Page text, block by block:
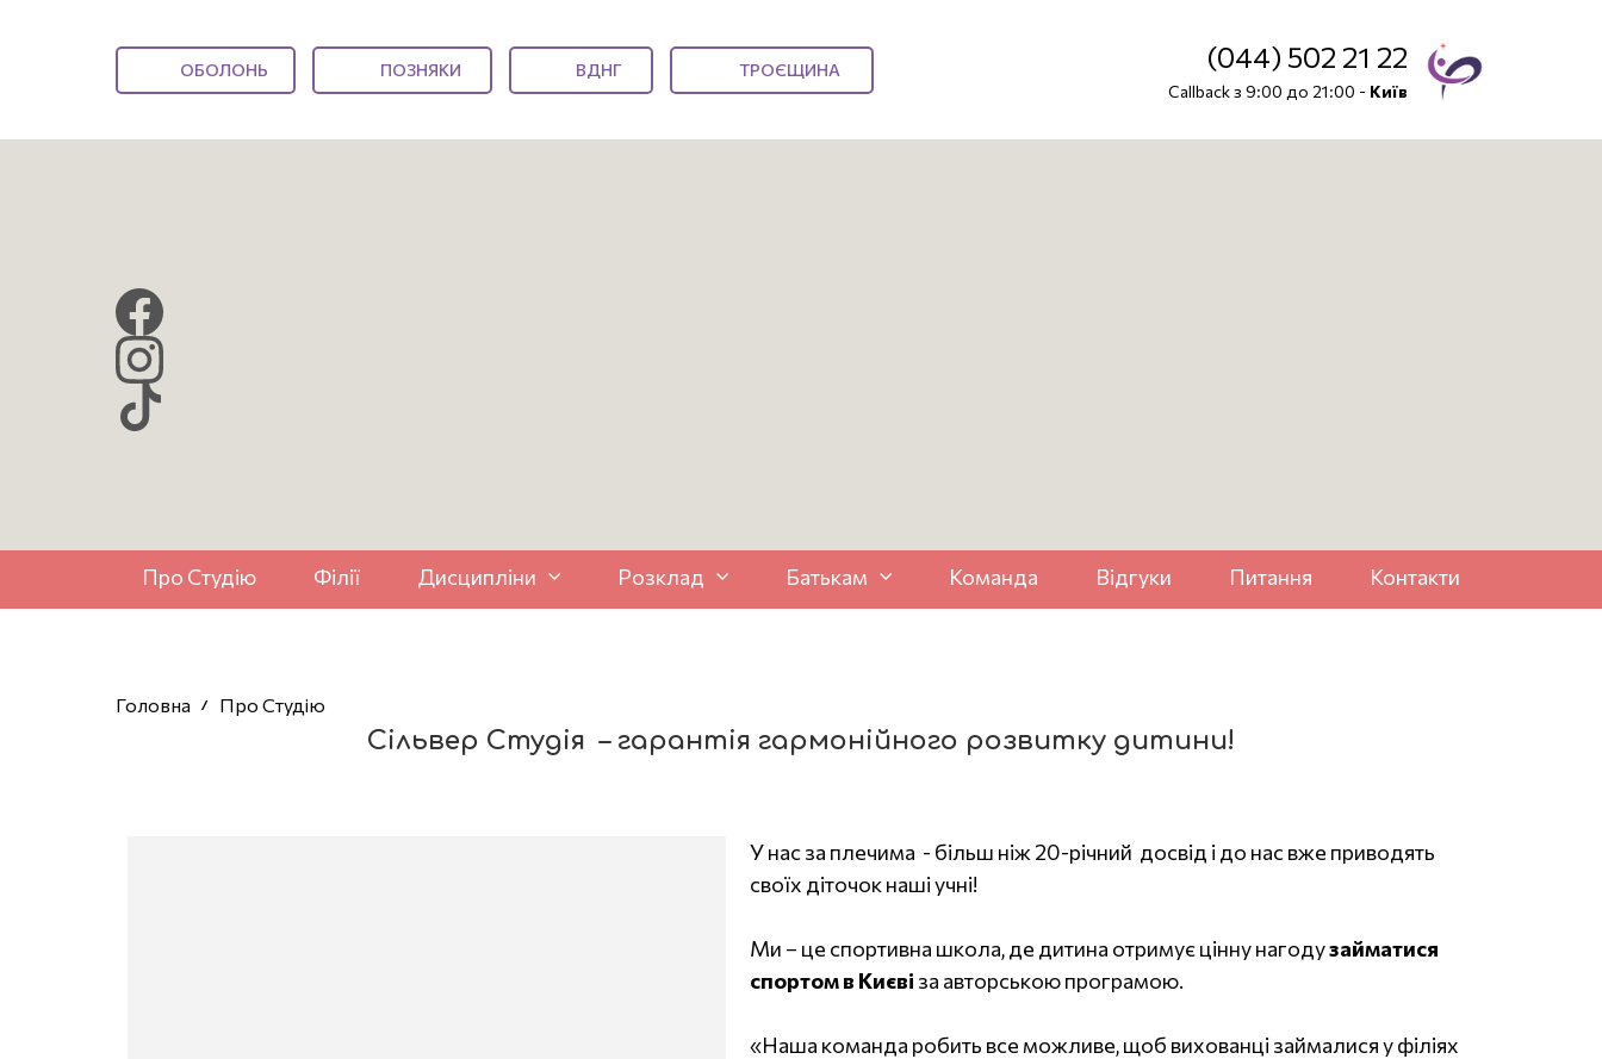
ОБОЛОНЬ ПОЗНЯКИ ВДНГ ТРОЄЩИНА (044) 502 21 22
Callback з 9:00 до 21:00 - Київ
Про Студію Філії Дисципліни Розклад Батькам Команда Відгуки Питання Контакти
Головна Про Студію
Сільвер Студія – гарантія гармонійного розвитку дитини!
У нас за плечима - більш ніж 20-річний досвід і до нас вже приводять
своїх діточок наші учні!
Ми – це спортивна школа, де дитина отримує цінну нагодузайматися
спортом в Києві за авторською програмою.
«Наша команда робить все можливе, щоб вихованці займалися у філіях